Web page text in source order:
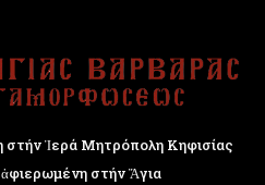
στήν Ἱερά Μητρόπολη Κηφισίας
στήν Ἅγια